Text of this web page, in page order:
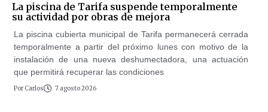
La piscina de Tarifa suspende temporalmente
su actividad por obras de mejora
La piscina cubierta municipal de Tarifa permanecerá cerrada
temporalmente a partir del próximo lunes con motivo de la
instalación de una nueva deshumectadora, una actuación
que permitirá recuperar las condiciones
Por Carlos 7 agosto 2026